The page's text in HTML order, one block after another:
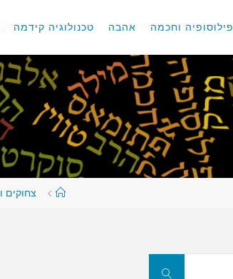
פילוסופיה וחכמה אהבה טכנולוגיה קידמה
עמודצחוקים
חפשו